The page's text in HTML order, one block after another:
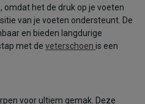
omdat het de druk op je voeten
van je voeten ondersteunt. De
en bieden langdurige
met de veterschoen is een
voor ultiem gemak. Deze